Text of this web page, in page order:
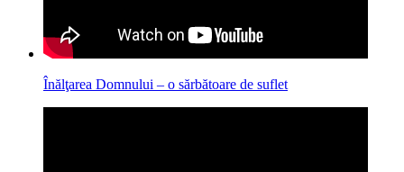
Înălţarea Domnului – o sărbătoare de suflet